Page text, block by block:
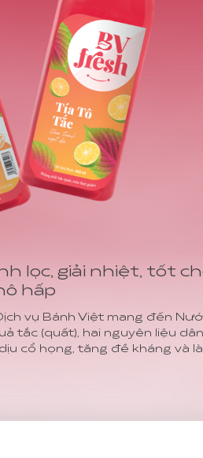
lọc, giải nhiệt, tốt
hấp
vụ Bánh Việt mang đến
tắc (quất), hai nguyên liệu
cổ họng, tăng đề kháng và